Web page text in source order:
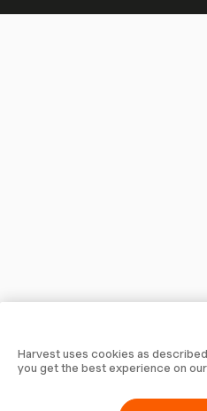
Harvest uses cookies as
you get the best experience on